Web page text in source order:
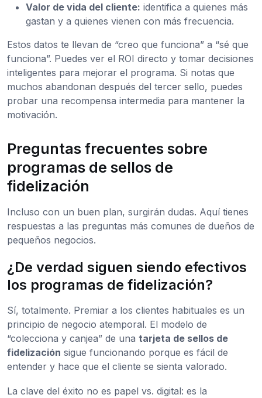
Valor de vida del cliente: identifica a quienes más
gastan y a quienes vienen con más frecuencia.
Estos datos te llevan de “creo que funciona” a “sé que
funciona”. Puedes ver el ROI directo y tomar decisiones
inteligentes para mejorar el programa. Si notas que
muchos abandonan después del tercer sello, puedes
probar una recompensa intermedia para mantener la
motivación.
Preguntas frecuentes sobre
programas de sellos de
fidelización
Incluso con un buen plan, surgirán dudas. Aquí tienes
respuestas a las preguntas más comunes de dueños de
pequeños negocios.
¿De verdad siguen siendo efectivos
los programas de fidelización?
Sí, totalmente. Premiar a los clientes habituales es un
principio de negocio atemporal. El modelo de
“colecciona y canjea” de una tarjeta de sellos de
fidelización sigue funcionando porque es fácil de
entender y hace que el cliente se sienta valorado.
La clave del éxito no es papel vs. digital: es la